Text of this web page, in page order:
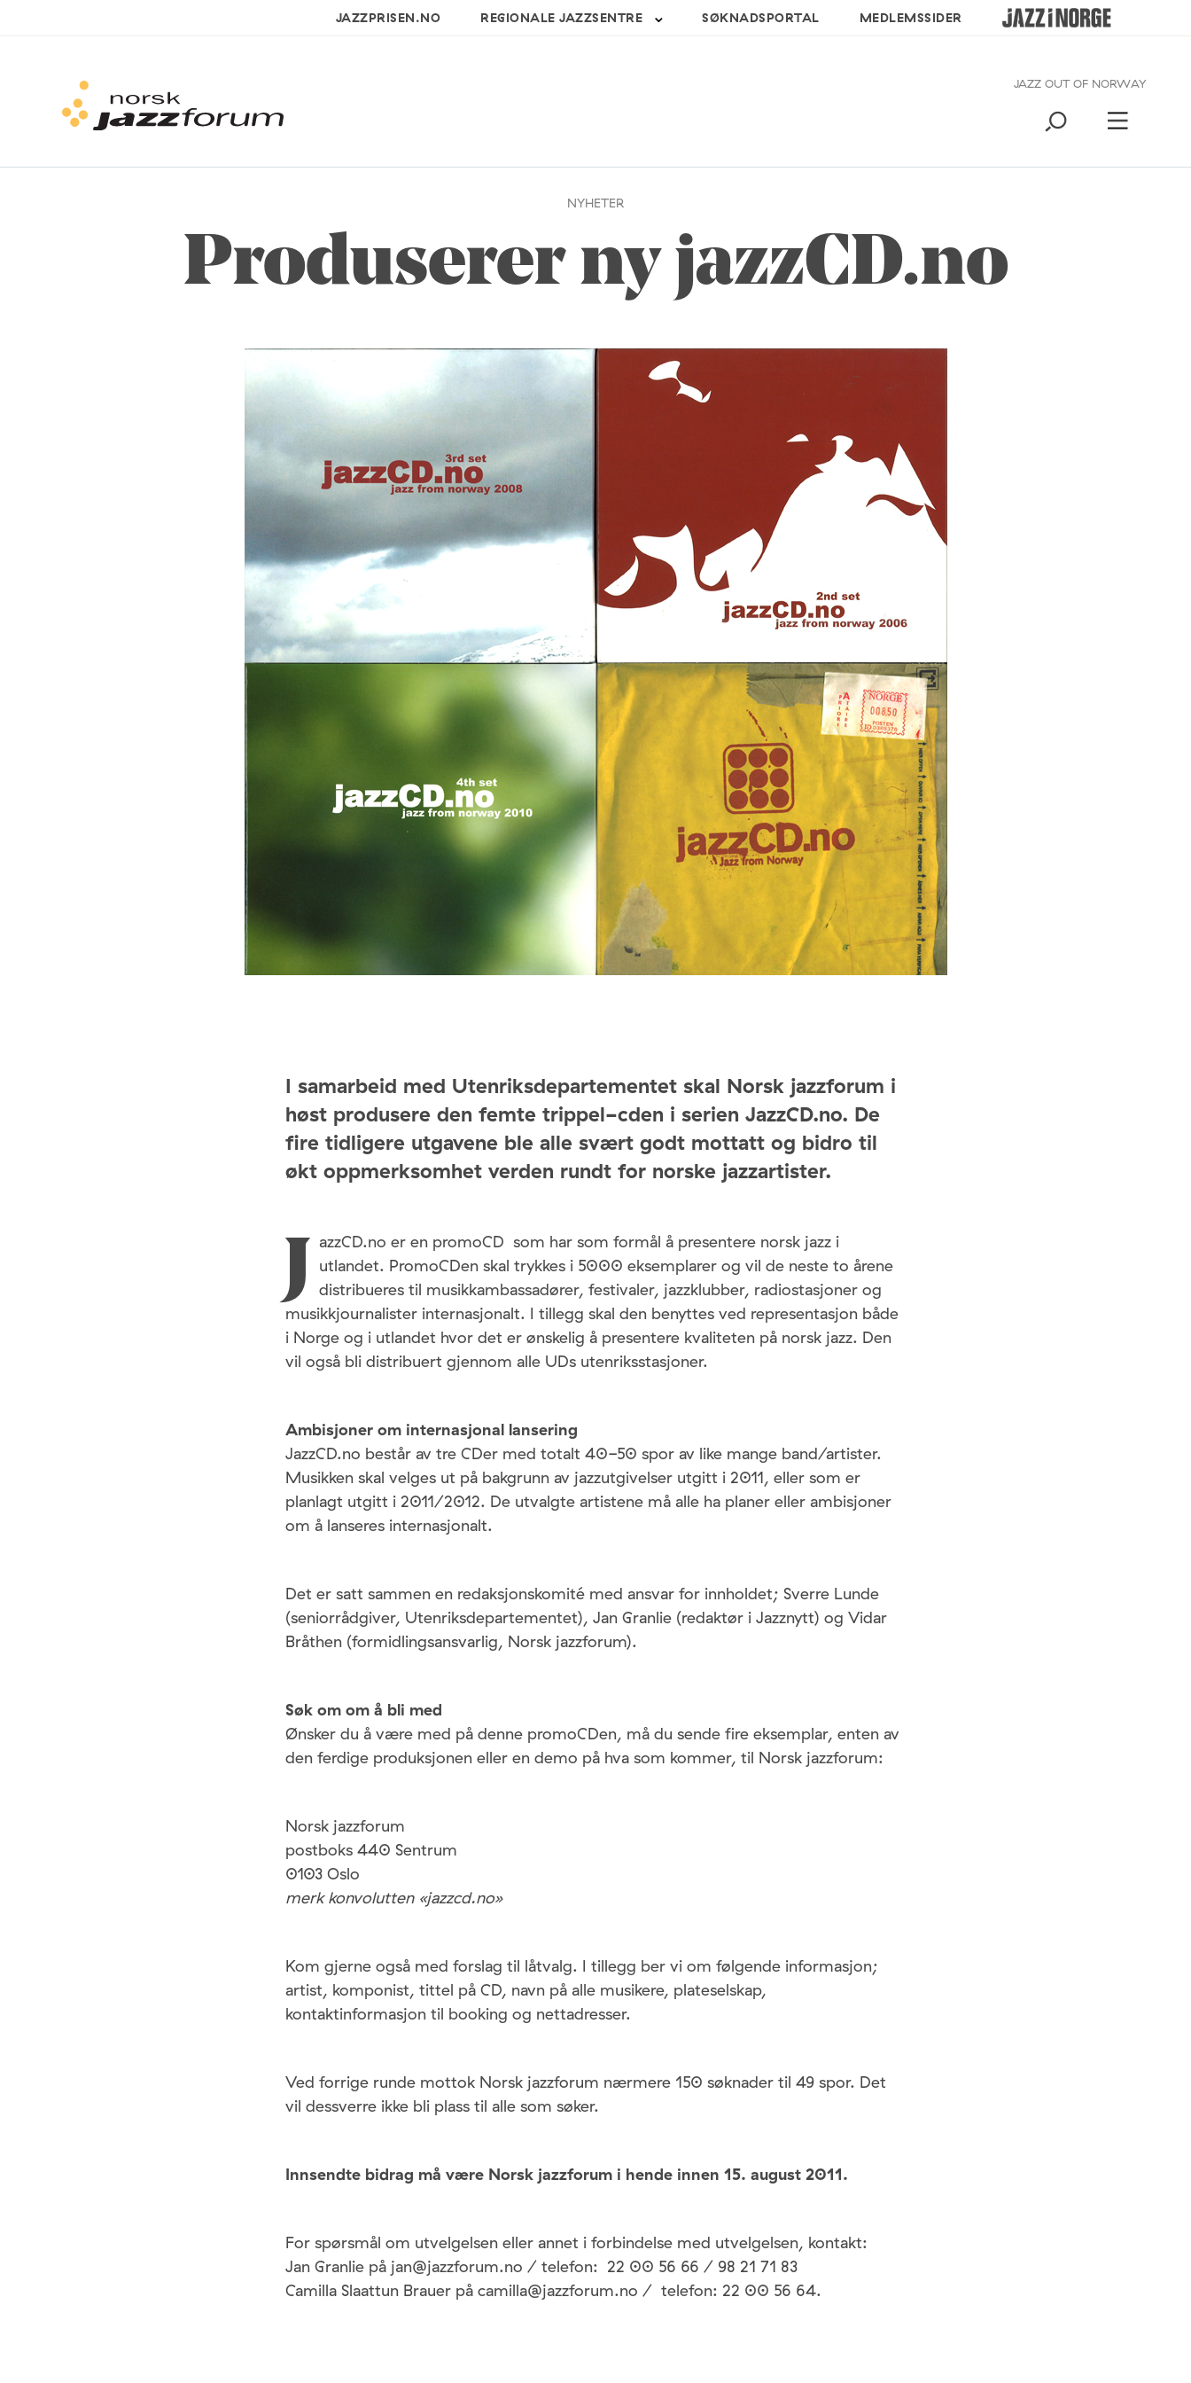
JAZZPRISEN.NO REGIONALE JAZZSENTRE SØKNADSPORTAL MEDLEMSSIDER
JAZZ OUT OF NORWAY
NYHETER
Produserer ny jazzCD.no
I samarbeid med Utenriksdepartementet skal Norsk jazzforum i
høst produsere den femte trippel-cden i serien JazzCD.no. De
fire tidligere utgavene ble alle svært godt mottatt og bidro til
økt oppmerksomhet verden rundt for norske jazzartister.
J
azzCD.no er en promoCD som har som formål å presentere norsk jazz i
utlandet. PromoCDen skal trykkes i 5000 eksemplarer og vil de neste to årene
distribueres til musikkambassadører, festivaler, jazzklubber, radiostasjoner og
musikkjournalister internasjonalt. I tillegg skal den benyttes ved representasjon både
i Norge og i utlandet hvor det er ønskelig å presentere kvaliteten på norsk jazz. Den
vil også bli distribuert gjennom alle UDs utenriksstasjoner.
Ambisjoner om internasjonal lansering
JazzCD.no består av tre CDer med totalt 40-50 spor av like mange band/artister.
Musikken skal velges ut på bakgrunn av jazzutgivelser utgitt i 2011, eller som er
planlagt utgitt i 2011/2012. De utvalgte artistene må alle ha planer eller ambisjoner
om å lanseres internasjonalt.
Det er satt sammen en redaksjonskomité med ansvar for innholdet; Sverre Lunde
(seniorrådgiver, Utenriksdepartementet), Jan Granlie (redaktør i Jazznytt) og Vidar
Bråthen (formidlingsansvarlig, Norsk jazzforum).
Søk om om å bli med
Ønsker du å være med på denne promoCDen, må du sende fire eksemplar, enten av
den ferdige produksjonen eller en demo på hva som kommer, til Norsk jazzforum:
Norsk jazzforum
postboks 440 Sentrum
0103 Oslo
merk konvolutten «jazzcd.no»
Kom gjerne også med forslag til låtvalg. I tillegg ber vi om følgende informasjon;
artist, komponist, tittel på CD, navn på alle musikere, plateselskap,
kontaktinformasjon til booking og nettadresser.
Ved forrige runde mottok Norsk jazzforum nærmere 150 søknader til 49 spor. Det
vil dessverre ikke bli plass til alle som søker.
Innsendte bidrag må være Norsk jazzforum i hende innen 15. august 2011.
For spørsmål om utvelgelsen eller annet i forbindelse med utvelgelsen, kontakt:
Jan Granlie på jan@jazzforum.no / telefon: 22 00 56 66 / 98 21 71 83
Camilla Slaattun Brauer på camilla@jazzforum.no / telefon: 22 00 56 64.